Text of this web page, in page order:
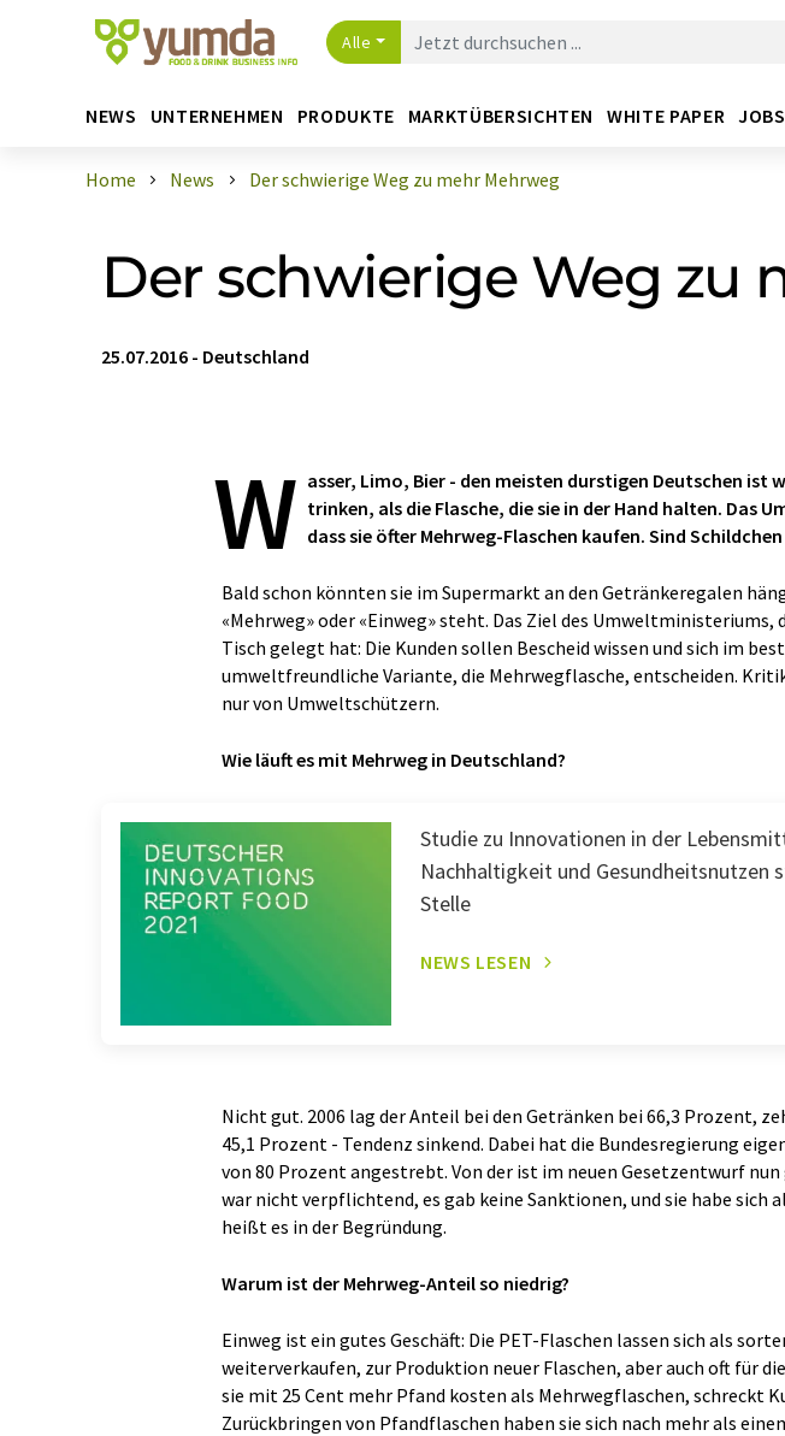
Alle
NEWS UNTERNEHMEN PRODUKTE MARKTÜBERSICHTEN WHITE PAPER JOBS
Home News Der schwierige Weg zu mehr Mehrweg
Der schwierige Weg zu
25.07.2016 - Deutschland
W asser, Limo, Bier - den meisten durstigen Deutschen ist
trinken, als die Flasche, die sie in der Hand halten. Das
dass sie öfter Mehrweg-Flaschen kaufen. Sind
Bald schon könnten sie im Supermarkt an den Getränkeregalen
«Mehrweg» oder «Einweg» steht. Das Ziel des Umweltministeriums,
Tisch gelegt hat: Die Kunden sollen Bescheid wissen und sich im
umweltfreundliche Variante, die Mehrwegflasche, entscheiden.
nur von Umweltschützern.
Wie läuft es mit Mehrweg in Deutschland?
Studie zu Innovationen in der
Nachhaltigkeit und Gesundheitsnutzen
Stelle
NEWS LESEN
Nicht gut. 2006 lag der Anteil bei den Getränken bei 66,3 Prozent,
45,1 Prozent - Tendenz sinkend. Dabei hat die Bundesregierung
von 80 Prozent angestrebt. Von der ist im neuen Gesetzentwurf nun
war nicht verpflichtend, es gab keine Sanktionen, und sie habe sich
heißt es in der Begründung.
Warum ist der Mehrweg-Anteil so niedrig?
Einweg ist ein gutes Geschäft: Die PET-Flaschen lassen sich als
weiterverkaufen, zur Produktion neuer Flaschen, aber auch oft für
sie mit 25 Cent mehr Pfand kosten als Mehrwegflaschen, schreckt
Zurückbringen von Pfandflaschen haben sie sich nach mehr als